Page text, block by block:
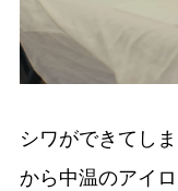
シワができてし
から中温のアイ